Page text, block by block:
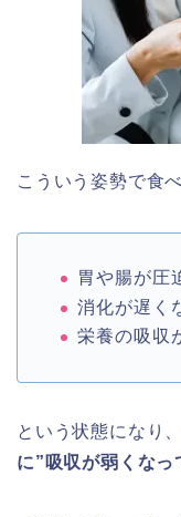
こういう姿勢で食
胃や腸が圧
消化が遅く
栄養の吸収
という状態になり、
に”吸収が弱くなっ